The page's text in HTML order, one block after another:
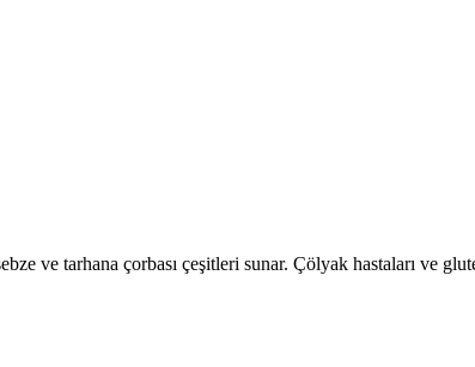
ve tarhana çorbası çeşitleri sunar. Çölyak hastaları ve